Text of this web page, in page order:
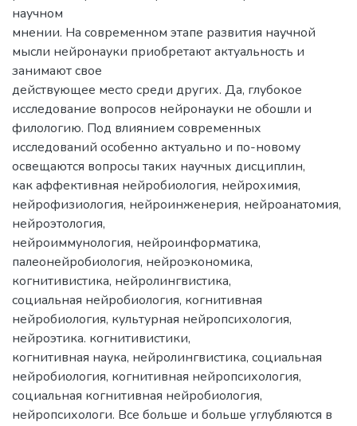
научном
мнении. На современном этапе развития научной
мысли нейронауки приобретают актуальность и
занимают свое
действующее место среди других. Да, глубокое
исследование вопросов нейронауки не обошли и
филологию. Под влиянием современных
исследований особенно актуально и по-новому
освещаются вопросы таких научных дисциплин,
как аффективная нейробиология, нейрохимия,
нейрофизиология, нейроинженерия, нейроанатомия,
нейроэтология,
нейроиммунология, нейроинформатика,
палеонейробиология, нейроэкономика,
когнитивистика, нейролингвистика,
социальная нейробиология, когнитивная
нейробиология, культурная нейропсихология,
нейроэтика. когнитивистики,
когнитивная наука, нейролингвистика, социальная
нейробиология, когнитивная нейропсихология,
социальная когнитивная нейробиология,
нейропсихологи. Все больше и больше углубляются в